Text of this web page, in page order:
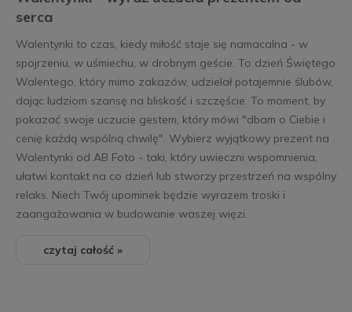
serca
Walentynki to czas, kiedy miłość staje się namacalna - w
spojrzeniu, w uśmiechu, w drobnym geście. To dzień Świętego
Walentego, który mimo zakazów, udzielał potajemnie ślubów,
dając ludziom szansę na bliskość i szczęście. To moment, by
pokazać swoje uczucie gestem, który mówi "dbam o Ciebie i
cenię każdą wspólną chwilę". Wybierz wyjątkowy prezent na
Walentynki od AB Foto - taki, który uwieczni wspomnienia,
ułatwi kontakt na co dzień lub stworzy przestrzeń na wspólny
relaks. Niech Twój upominek będzie wyrazem troski i
zaangażowania w budowanie waszej więzi.
czytaj całość »